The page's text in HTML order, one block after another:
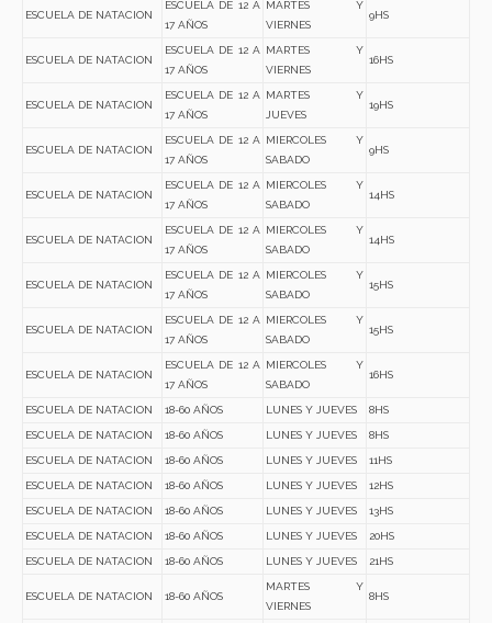
ESCUELA DE NATACION
ESCUELA DE 12 A
17 AÑOS
MARTES Y
VIERNES
9HS
ESCUELA DE NATACION
ESCUELA DE 12 A
17 AÑOS
MARTES Y
VIERNES
16HS
ESCUELA DE NATACION
ESCUELA DE 12 A
17 AÑOS
MARTES Y
JUEVES
19HS
ESCUELA DE NATACION
ESCUELA DE 12 A
17 AÑOS
MIERCOLES Y
SABADO
9HS
ESCUELA DE NATACION
ESCUELA DE 12 A
17 AÑOS
MIERCOLES Y
SABADO
14HS
ESCUELA DE NATACION
ESCUELA DE 12 A
17 AÑOS
MIERCOLES Y
SABADO
14HS
ESCUELA DE NATACION
ESCUELA DE 12 A
17 AÑOS
MIERCOLES Y
SABADO
15HS
ESCUELA DE NATACION
ESCUELA DE 12 A
17 AÑOS
MIERCOLES Y
SABADO
15HS
ESCUELA DE NATACION
ESCUELA DE 12 A
17 AÑOS
MIERCOLES Y
SABADO
16HS
ESCUELA DE NATACION 18-60 AÑOS LUNES Y JUEVES 8HS
ESCUELA DE NATACION 18-60 AÑOS LUNES Y JUEVES 8HS
ESCUELA DE NATACION 18-60 AÑOS LUNES Y JUEVES 11HS
ESCUELA DE NATACION 18-60 AÑOS LUNES Y JUEVES 12HS
ESCUELA DE NATACION 18-60 AÑOS LUNES Y JUEVES 13HS
ESCUELA DE NATACION 18-60 AÑOS LUNES Y JUEVES 20HS
ESCUELA DE NATACION 18-60 AÑOS LUNES Y JUEVES 21HS
ESCUELA DE NATACION 18-60 AÑOS
MARTES Y
VIERNES
8HS